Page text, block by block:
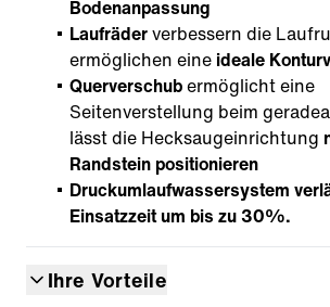
Bodenanpassung
Laufräderverbessern die
ermöglichen eine ideale
Querverschubermöglicht eine
Seitenverstellung beim
lässt die Hecksaugeinrichtung
Randstein positionieren
Druckumlaufwassersystem
Einsatzzeit um bis zu 30%.
Ihre Vorteile